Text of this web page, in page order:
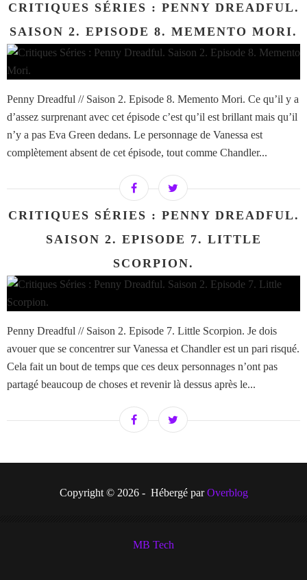
CRITIQUES SÉRIES : PENNY DREADFUL.
SAISON 2. EPISODE 8. MEMENTO MORI.
Penny Dreadful // Saison 2. Episode 8. Memento Mori. Ce qu’il y a
d’assez surprenant avec cet épisode c’est qu’il est brillant mais qu’il
n’y a pas Eva Green dedans. Le personnage de Vanessa est
complètement absent de cet épisode, tout comme Chandler...
CRITIQUES SÉRIES : PENNY DREADFUL.
SAISON 2. EPISODE 7. LITTLE
SCORPION.
Penny Dreadful // Saison 2. Episode 7. Little Scorpion. Je dois
avouer que se concentrer sur Vanessa et Chandler est un pari risqué.
Cela fait un bout de temps que ces deux personnages n’ont pas
partagé beaucoup de choses et revenir là dessus après le...
Copyright © 2026 - Hébergé parOverblog
MB Tech